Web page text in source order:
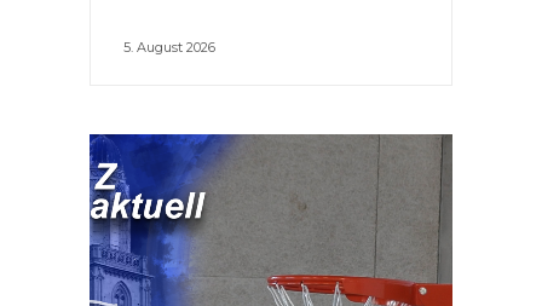
5. August 2026